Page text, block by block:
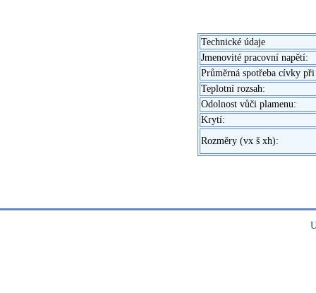
Technické údaje
Jmenovité pracovní napětí:
Průměrná spotřeba cívky
Teplotní rozsah:
Odolnost vůči plamenu:
Krytí:
Rozměry (vx š xh):